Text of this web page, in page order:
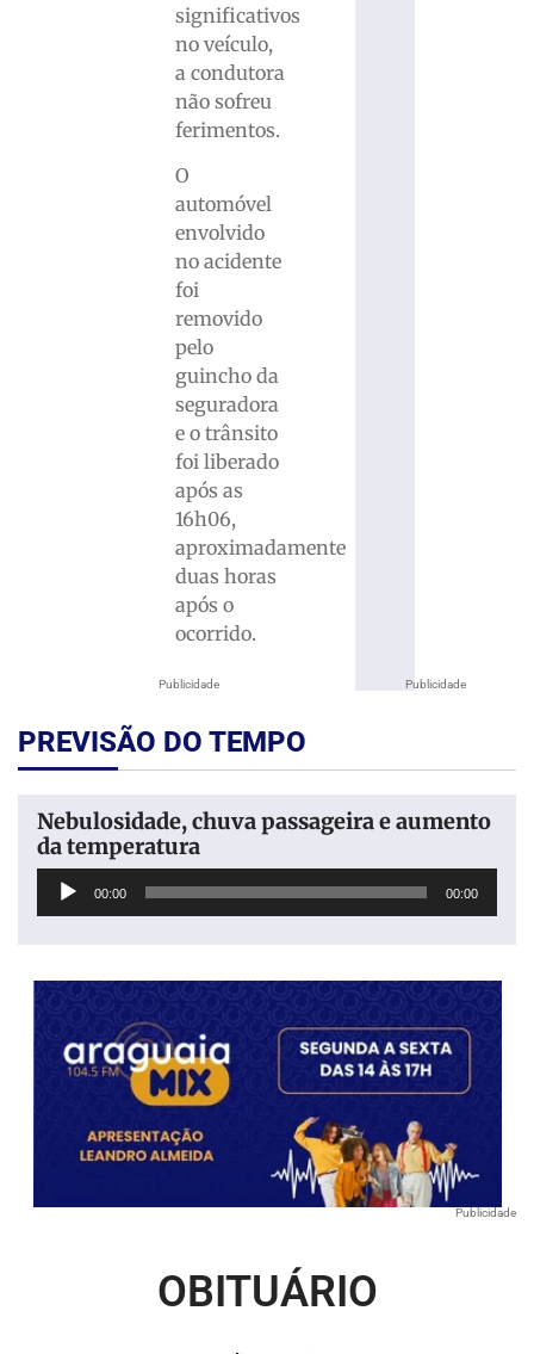
Publicidade
significativos
no veículo,
a condutora
não sofreu
ferimentos.
O
automóvel
envolvido
no acidente
foi
removido
pelo
guincho da
seguradora
e o trânsito
foi liberado
após as
16h06,
aproximadamente
duas horas
após o
ocorrido.
Publicidade
PREVISÃO DO TEMPO
Nebulosidade, chuva passageira e aumento
da temperatura
Tocador
00:00 00:00
Publicidade
OBITUÁRIO